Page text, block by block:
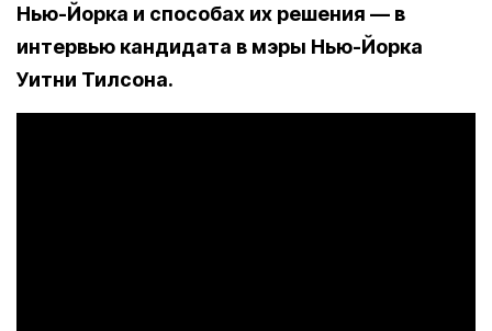
Нью-Йорка и способах их решения — в
интервью кандидата в мэры Нью-Йорка
Уитни Тилсона.